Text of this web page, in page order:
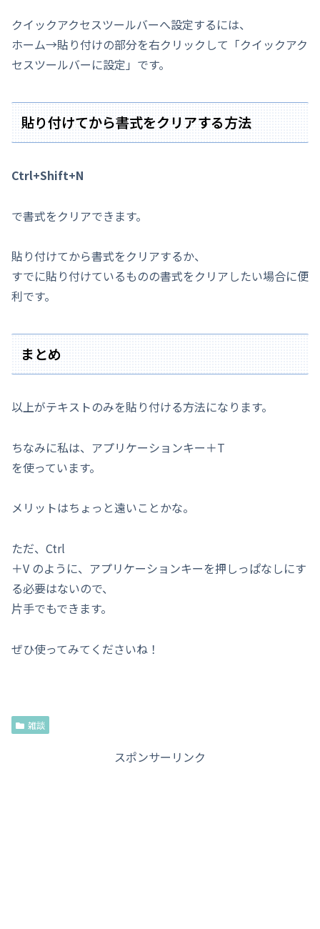
クイックアクセスツールバーへ設定するには、
ホーム→貼り付けの部分を右クリックして「クイックアク
セスツールバーに設定」です。
貼り付けてから書式をクリアする方法
Ctrl+Shift+N
で書式をクリアできます。
貼り付けてから書式をクリアするか、
すでに貼り付けているものの書式をクリアしたい場合に便
利です。
まとめ
以上がテキストのみを貼り付ける方法になります。
ちなみに私は、アプリケーションキー＋T
を使っています。
メリットはちょっと遠いことかな。
ただ、Ctrl
＋V のように、アプリケーションキーを押しっぱなしにす
る必要はないので、
片手でもできます。
ぜひ使ってみてくださいね！
雑談
スポンサーリンク